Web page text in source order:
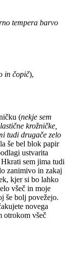
tempera barvo
in čopič),
(nekje sem
krožničke,
tudi drugače zelo
še bel blok papir
ustvarita
sem jima tudi
zanimivo in zakaj
kjer si bo lahko
všeč in moje
še bolj povežejo.
novega
otrokom všeč